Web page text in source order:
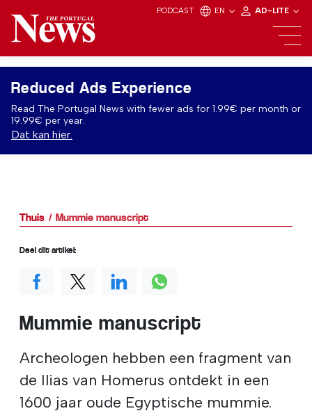
PODCAST EN AD-LITE
Reduced Ads Experience
Read The Portugal News with fewer ads for 1.99€ per month or
19.99€ per year.
Dat kan hier.
Thuis Mummie manuscript
Mummie manuscript
Archeologen hebben een fragment van
de Ilias van Homerus ontdekt in een
1600 jaar oude Egyptische mummie.
Deel dit artikel: